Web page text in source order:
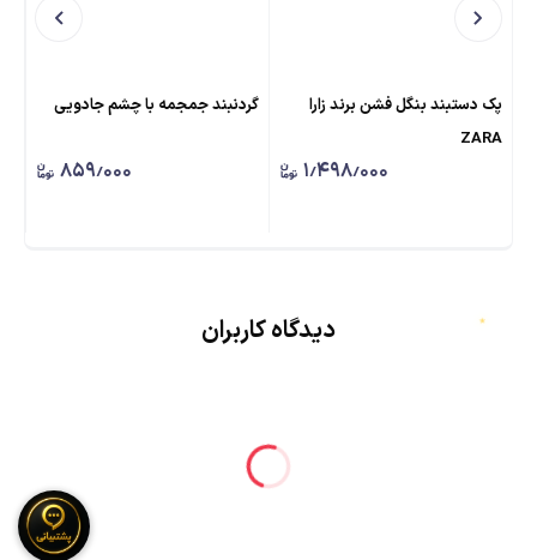
پک دستبند بنگل فشن برند زارا
ZARA
۱٫۴۹۸٫۰۰۰
گردنبند جمجمه با چشم جادویی
۸۵۹٫۰۰۰
دیدگاه کاربران